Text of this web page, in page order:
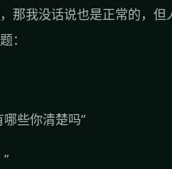
那我没话说也是正常的，但
：
些你清楚吗”